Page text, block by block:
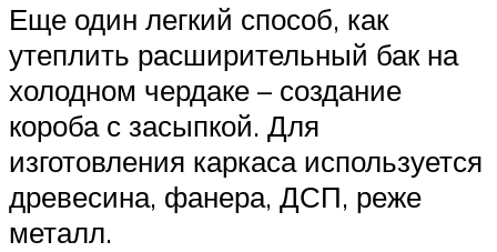
Еще один легкий способ, как
утеплить расширительный бак на
холодном чердаке – создание
короба с засыпкой. Для
изготовления каркаса используется
древесина, фанера, ДСП, реже
металл.